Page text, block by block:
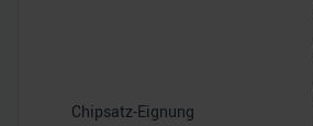
Chipsatz-Eignung